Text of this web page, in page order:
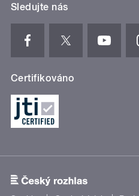
Sledujte nás
Certifikováno